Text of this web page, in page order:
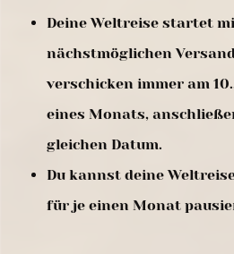
Deine Weltreise startet
nächstmöglichen
verschicken immer am
eines Monats,
gleichen Datum.
Du kannst deine
für je einen Monat